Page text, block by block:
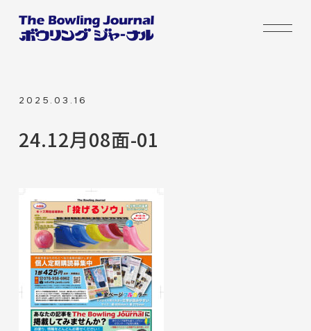
2025.03.16
24.12月08面-01